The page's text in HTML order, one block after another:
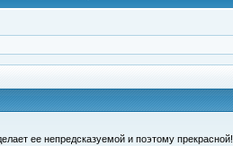
ее непредсказуемой и поэтому прекрасной!